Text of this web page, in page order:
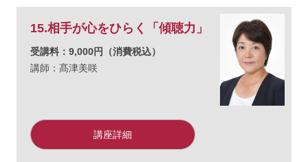
15.相手が心をひらく「傾聴力」
受講料：9,000円（消費税込）
講師：髙津美咲
講座詳細